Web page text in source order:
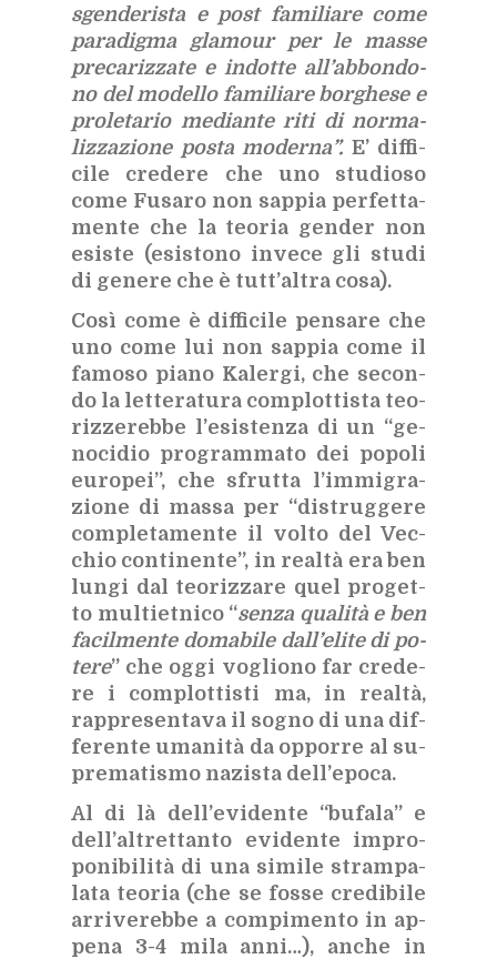
sgen­de­ri­sta e post fa­mi­lia­re come
pa­ra­dig­ma gla­mour per le mas­se
pre­ca­riz­za­te e in­dot­te al­l’ab­bon­do­
no del mo­del­lo fa­mi­lia­re bor­ghe­se e
pro­le­ta­rio me­dian­te riti di nor­ma­
liz­za­zio­ne po­sta mo­der­na”. E’ dif­fi­
ci­le cre­de­re che uno stu­dio­so
come Fu­sa­ro non sap­pia per­fet­ta­
men­te che la teo­ria gen­der non
esi­ste (esi­sto­no in­ve­ce gli stu­di
di ge­ne­re che è tut­t’al­tra cosa).
Così come è dif­fi­ci­le pen­sa­re che
uno come lui non sap­pia come il
fa­mo­so pia­no Ka­ler­gi, che se­con­
do la let­te­ra­tu­ra com­plot­ti­sta teo­
riz­ze­reb­be l’e­si­sten­za di un “ge­
no­ci­dio pro­gram­ma­to dei po­po­li
eu­ro­pei”, che sfrut­ta l’im­mi­gra­
zio­ne di mas­sa per “di­strug­ge­re
com­ple­ta­men­te il vol­to del Vec­
chio con­ti­nen­te”, in real­tà era ben
lun­gi dal teo­riz­za­re quel pro­get­
to mul­tiet­ni­co “sen­za qua­li­tà e ben
fa­cil­men­te do­ma­bi­le dal­l’e­li­te di po­
te­re” che oggi vo­glio­no far cre­de­
re i com­plot­ti­sti ma, in real­tà,
rap­pre­sen­ta­va il so­gno di una dif­
fe­ren­te uma­ni­tà da op­por­re al su­
pre­ma­ti­smo na­zi­sta del­l’e­po­ca.
Al di là del­l’e­vi­den­te “bu­fa­la” e
del­l’al­tret­tan­to evi­den­te im­pro­
po­ni­bi­li­tà di una si­mi­le stram­pa­
la­ta teo­ria (che se fos­se cre­di­bi­le
ar­ri­ve­reb­be a com­pi­men­to in ap­
pe­na 3-4 mila anni…), an­che in